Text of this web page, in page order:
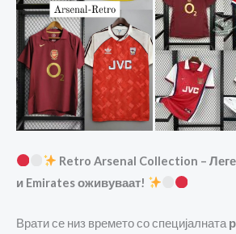
Retro Arsenal Collection –
и Emirates оживуваат!
Врати се низ времето со специјалната